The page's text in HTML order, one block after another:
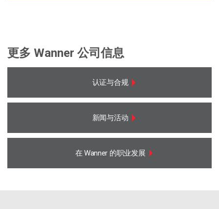
更多 Wanner 公司信息
认证与合规
新闻与活动
在 Wanner 的职业发展